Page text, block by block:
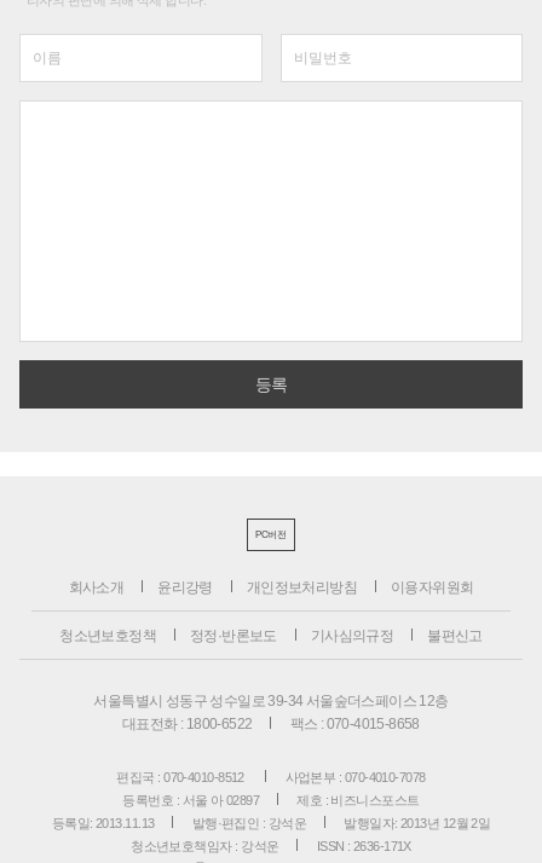
PC버전
회사소개 윤리강령 개인정보처리방침 이용자위원회
청소년보호정책 정정·반론보도 기사심의규정 불편신고
서울특별시 성동구 성수일로 39-34 서울숲더스페이스 12층
대표전화 : 1800-6522
팩스 : 070-4015-8658
편집국 : 070-4010-8512
사업본부 : 070-4010-7078
등록번호 : 서울 아 02897
제호 : 비즈니스포스트
등록일: 2013.11.13
발행·편집인 : 강석운
발행일자: 2013년 12월 2일
청소년보호책임자 : 강석운
ISSN : 2636-171X